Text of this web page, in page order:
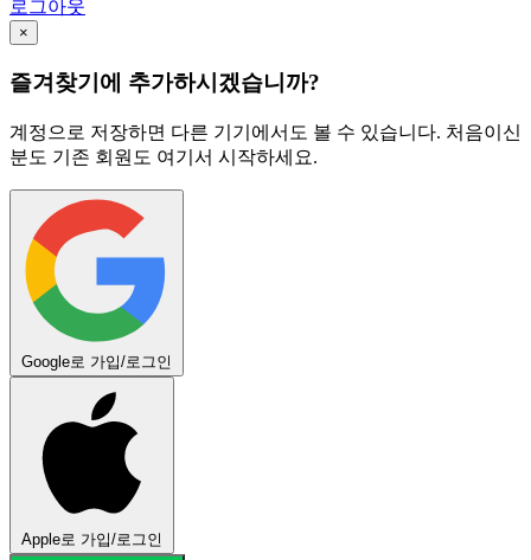
로그아웃
×
즐겨찾기에 추가하시겠습니까?
계정으로 저장하면 다른 기기에서도 볼 수 있습니다. 처음이신
분도 기존 회원도 여기서 시작하세요.
Google로 가입/로그인
Apple로 가입/로그인